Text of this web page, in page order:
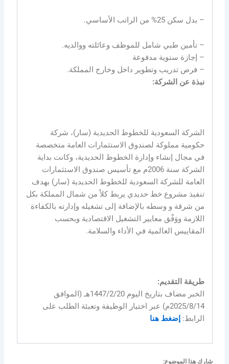
– بدل سكن 25% من الراتب الأساسي.
– تأمين طبي شامل للموظف وعائلته ووالديه.
– إجازة سنوية مدفوعة
– فرص تدريب وتطوير داخل وخارج المملكة.
نبذة عن الشركة:
الشركة السعودية للخطوط الحديدية (سار)، شركة
حكومية مملوكة لصندوق الاستثمارات العامة متخصصة
في مجال إنشاء وإدارة الخطوط الحديدية، وكانت بداية
الشركة سنة 2006م مع تأسيس صندوق الاستثمارات
العامة للشركة السعودية للخطوط الحديدية (سار) بهدف
تنفيذ مشروع خط حديدي يربط كلاً من شمال المملكة بكل
من شرقة و وسطه بالإضافة إلى تشغيله وإدارته بالكفاءة
اللازمة ووَفْق معايير التشغيل الاقتصادية وبحسب
المقاييس العالمية في الأداء والسلامة.
طريقة التقديم:
الخبر مضاف بتاريخ اليوم 1447/2/20هـ (الموافق
2025/8/14م) عبر اختيار الوظيفة وتعبئة الطلب على
الرابط:إضغط هنا
شارك هذا الموضوع: